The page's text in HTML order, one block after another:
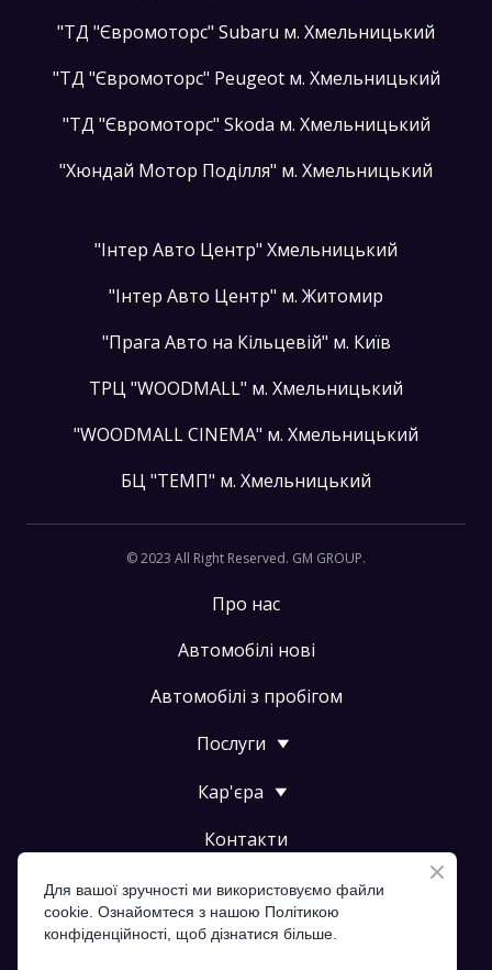
"ТД "Євромоторс" Subaru м. Хмельницький
"ТД "Євромоторс" Peugeot м. Хмельницький
"ТД "Євромоторс" Skoda м. Хмельницький
"Хюндай Мотор Поділля" м. Хмельницький
"Інтер Авто Центр" Хмельницький
"Інтер Авто Центр" м. Житомир
"Прага Авто на Кільцевій" м. Київ
ТРЦ "WOODMALL" м. Хмельницький
"WOODMALL CINEMA" м. Хмельницький
БЦ "ТЕМП" м. Хмельницький
© 2023 All Right Reserved. GM GROUP.
Про нас
Автомобілі нові
Автомобілі з пробігом
Послуги
Кар'єра
Контакти
Політика конфіденційності
NEWS
Для вашої зручності ми використовуємо файли
cookie. Ознайомтеся з нашою Політикою
конфіденційності, щоб дізнатися більше.